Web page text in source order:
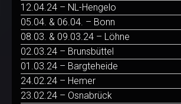
12.04.24 – NL-Hengelo
05.04. & 06.04. – Bonn
08.03. & 09.03.24 – Löhne
02.03.24 – Brunsbüttel
01.03.24 – Bargteheide
24.02.24 – Hemer
23.02.24 – Osnabrück